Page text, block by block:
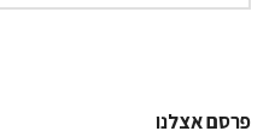
פרסם אצלנו